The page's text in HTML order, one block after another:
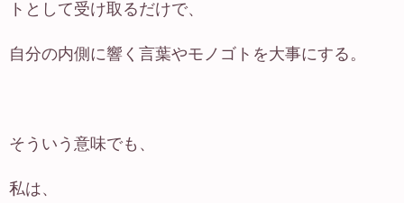
トとして受け取るだけで、
自分の内側に響く言葉やモノゴトを大事にする。
そういう意味でも、
私は、